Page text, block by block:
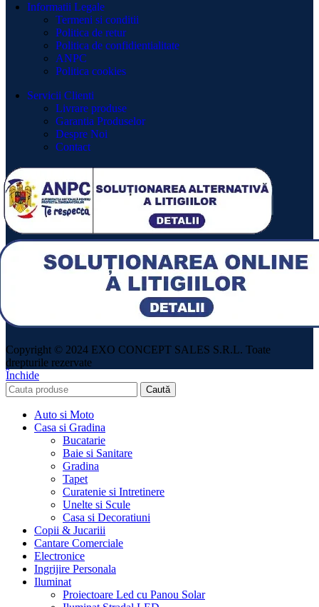
Informatii Legale
Termeni si conditii
Politica de retur
Politica de confidientialitate
ANPC
Politica cookies
Servicii Clienti
Livrare produse
Garantia Produselor
Despre Noi
Contact
Copyright © 2024 EXO CONCEPT SALES S.R.L. Toate
drepturile rezervate
Închide
Caută
Auto si Moto
Casa si Gradina
Bucatarie
Baie si Sanitare
Gradina
Tapet
Curatenie si Intretinere
Unelte si Scule
Casa si Decoratiuni
Copii & Jucariii
Cantare Comerciale
Electronice
Ingrijire Personala
Iluminat
Proiectoare Led cu Panou Solar